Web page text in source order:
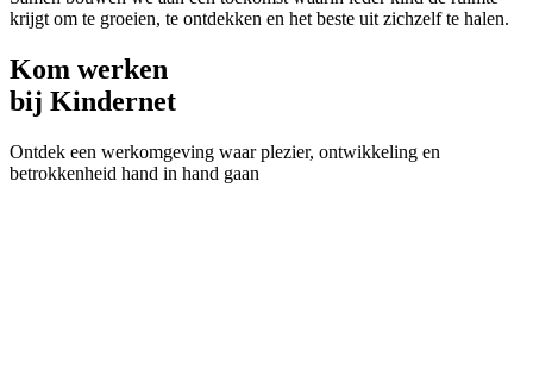
krijgt om te groeien, te ontdekken en het beste uit zichzelf te halen.
Kom werken
bij Kindernet
Ontdek een werkomgeving waar plezier, ontwikkeling en
betrokkenheid hand in hand gaan